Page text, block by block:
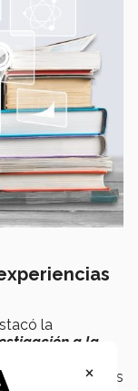
la
a la
las capacidades
×